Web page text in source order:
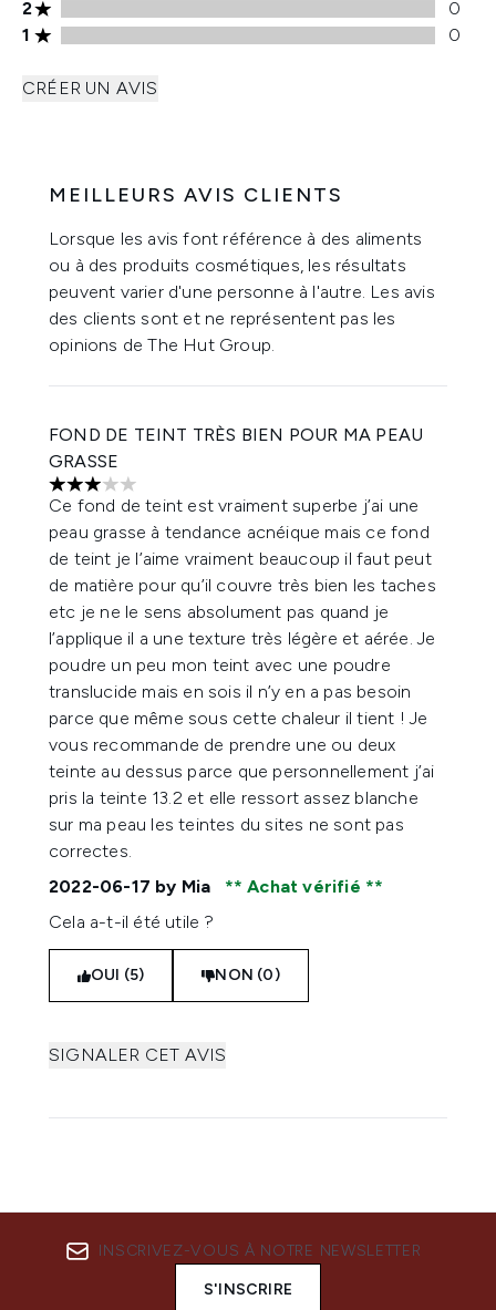
Note de 2 étoiles 0 avis
2
0
Note de 1 étoiles 0 avis
1 0
CRÉER UN AVIS
MEILLEURS AVIS CLIENTS
Lorsque les avis font référence à des aliments
ou à des produits cosmétiques, les résultats
peuvent varier d'une personne à l'autre. Les avis
des clients sont et ne représentent pas les
opinions de The Hut Group.
FOND DE TEINT TRÈS BIEN POUR MA PEAU
GRASSE
3 étoiles sur un maximum de 5
Ce fond de teint est vraiment superbe j’ai une
peau grasse à tendance acnéique mais ce fond
de teint je l’aime vraiment beaucoup il faut peut
de matière pour qu’il couvre très bien les taches
etc je ne le sens absolument pas quand je
l’applique il a une texture très légère et aérée. Je
poudre un peu mon teint avec une poudre
translucide mais en sois il n’y en a pas besoin
parce que même sous cette chaleur il tient ! Je
vous recommande de prendre une ou deux
teinte au dessus parce que personnellement j’ai
pris la teinte 13.2 et elle ressort assez blanche
sur ma peau les teintes du sites ne sont pas
correctes.
2022-06-17 by Mia
Achat vérifié
Cela a-t-il été utile ?
OUI (5) NON (0)
SIGNALER CET AVIS
INSCRIVEZ-VOUS À NOTRE NEWSLETTER
S'INSCRIRE